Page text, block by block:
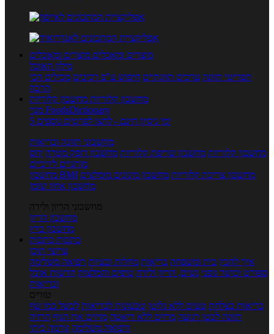
מוצרים ומאכלים מוצרים ומאכלים
מילון האוכל
תפריטי תזונה ערכים תזונתיים חיפוש ע"פ רכיבים מכילים הכי
הרבה
מחשבון קלוריות מחשבון קלוריות
מנוי FoodsDictionary
5 ימי ניסיון חינם - לחצו לפרטים נוספים
מחשבוני תזונה ובריאות
מחשבון קלוריות מחשבון שריפת קלוריות מחשבון דופק מטרה יחס
מותניים לירכיים
מחשבון BMI
מחשבון צריכת קלוריות מחשבון מינונים מומלצים
מחשבון אחוז שומן
מחשבוני הריון ולידה
מחשבון הריון
מחשבון ביוץ
כתבות כתבות
ערוצי תוכן
איך להכין בית ומשפחה בריאות מחלות ובעיות רפואה משלימה
ספורט וכושר גופני נשים, הריון ולידה טיפים והמלצות חדשות אוכל
ובריאות
טורים
בריאות בצלחת טעים ללא גלוטן טבעונות לבריאות לבשל כמו שף
תזונה לבטן רגועה מרזים ללא דיאטה מזיזים את הגוף הרזיה
ורפואה משלימה גורמה ביתי